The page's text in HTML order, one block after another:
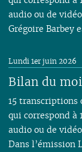
audio ou de
Grégoire Barbey
Bilan du
Lundi 1er juin 2026
15 transcriptions
qui correspond à
audio ou de
Dans l’émission